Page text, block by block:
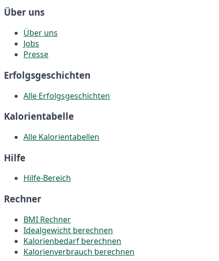
Über uns
Über uns
Jobs
Presse
Erfolgsgeschichten
Alle Erfolgsgeschichten
Kalorientabelle
Alle Kalorientabellen
Hilfe
Hilfe-Bereich
Rechner
BMI Rechner
Idealgewicht berechnen
Kalorienbedarf berechnen
Kalorienverbrauch berechnen